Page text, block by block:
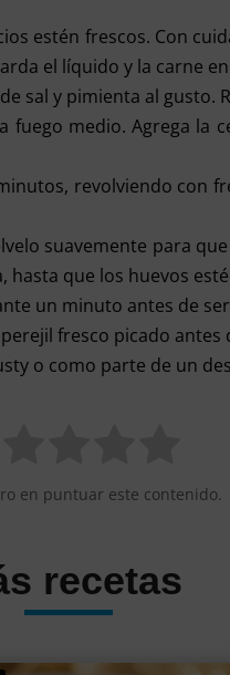
estén frescos. Con
el líquido y la carne
sal y pimienta al gusto.
fuego medio. Agrega la
revolviendo con
suavemente para
que los huevos
un minuto antes de
fresco picado antes
o como parte de un
en puntuar este contenido.
recetas